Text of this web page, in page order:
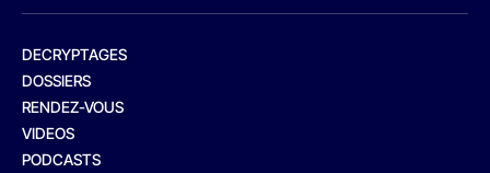
DECRYPTAGES
DOSSIERS
RENDEZ-VOUS
VIDEOS
PODCASTS